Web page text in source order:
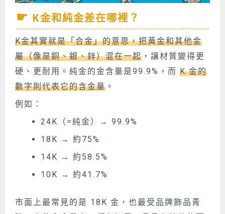
K金和純金差在哪裡？
K金其實就是「合金」的意思，把黃金和其他金
屬（像是銅、銀、鋅）混在一起 ，讓材質變得更
硬、更耐用。純金的金含量是99.9%，而 K 金的
數字則代表它的含金量 。
例如：
24K（=純金）→ 99.9%
18K → 約75%
14K → 約58.5%
10K → 約41.7%
市面上最常見的是 18K 金，也最受品牌飾品青